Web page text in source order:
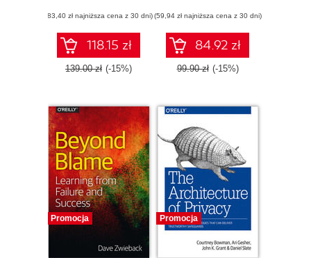
2016
(83,40 zł najniższa cena z 30 dni)
118.15 zł
139.00 zł (-15%)
(59,94 zł najniższa cena z 30 dni)
84.92 zł
99.90 zł (-15%)
Promocja Promocja